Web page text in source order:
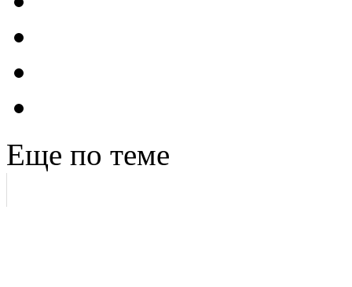
Еще по теме